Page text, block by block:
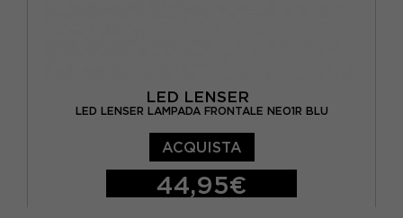
LED LENSER
LED LENSER LAMPADA FRONTALE NEO1R BLU
ACQUISTA
44,95€